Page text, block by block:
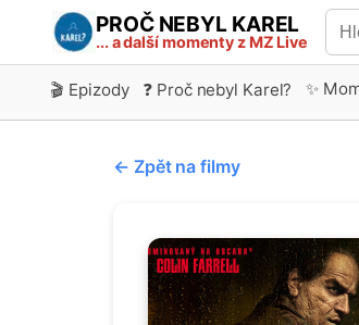
PROČ NEBYL KAREL
... a další momenty z MZ Live
🎬 Epizody ❓ Proč nebyl Karel? ✨
← Zpět na filmy